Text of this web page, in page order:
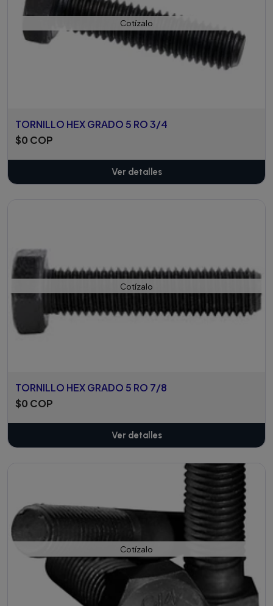
Cotízalo
TORNILLO HEX GRADO 5 RO 3/4
$0 COP
Ver detalles
Cotízalo
TORNILLO HEX GRADO 5 RO 7/8
$0 COP
Ver detalles
Cotízalo